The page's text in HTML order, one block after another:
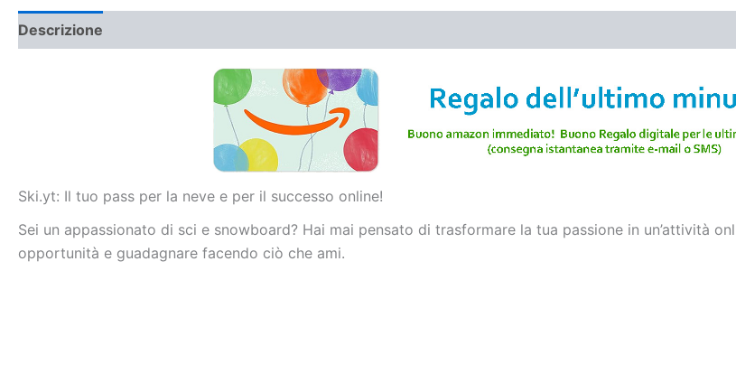
Descrizione
Ski.yt: Il tuo pass per la neve e per il successo online!
Sei un appassionato di sci e snowboard? Hai mai pensato di trasformare la tua passione in un’attività
opportunità e guadagnare facendo ciò che ami.